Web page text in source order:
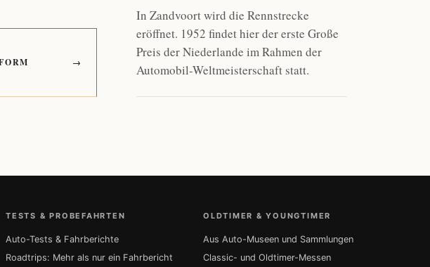
→
In Zandvoort wird die Rennstrecke
eröffnet. 1952 findet hier der erste Große
Preis der Niederlande im Rahmen der
Automobil-Weltmeisterschaft statt.
TESTS & PROBEFAHRTEN
Auto-Tests & Fahrberichte
Roadtrips: Mehr als nur ein Fahrbericht
OLDTIMER & YOUNGTIMER
Aus Auto-Museen und Sammlungen
Classic- und Oldtimer-Messen